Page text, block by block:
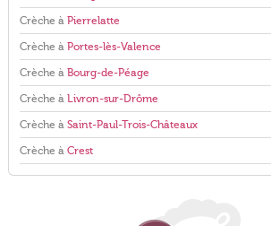
Crèche à Pierrelatte
Crèche à Portes-lès-Valence
Crèche à Bourg-de-Péage
Crèche à Livron-sur-Drôme
Crèche à Saint-Paul-Trois-Châteaux
Crèche à Crest